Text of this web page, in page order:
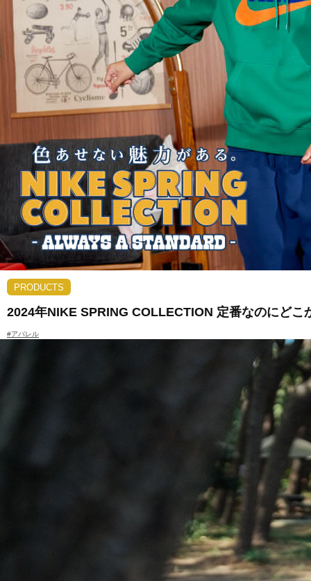
PRODUCTS
2024年NIKE SPRING COLLECTION 定番なのにどこ
#アパレル